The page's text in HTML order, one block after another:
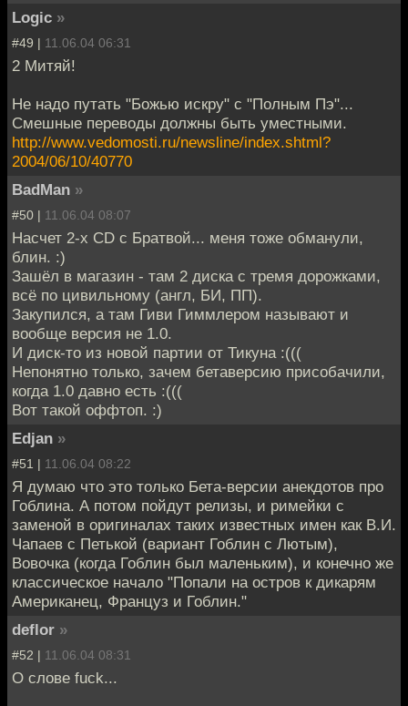
Logic »
#49 | 11.06.04 06:31
2 Митяй!
Не надо путать "Божью искру" с "Полным Пэ"...
Смешные переводы должны быть уместными.
http://www.vedomosti.ru/newsline/index.shtml?
2004/06/10/40770
BadMan »
#50 | 11.06.04 08:07
Насчет 2-х CD с Братвой... меня тоже обманули,
блин. :)
Зашёл в магазин - там 2 диска с тремя дорожками,
всё по цивильному (англ, БИ, ПП).
Закупился, а там Гиви Гиммлером называют и
вообще версия не 1.0.
И диск-то из новой партии от Тикуна :(((
Непонятно только, зачем бетаверсию присобачили,
когда 1.0 давно есть :(((
Вот такой оффтоп. :)
Edjan »
#51 | 11.06.04 08:22
Я думаю что это только Бета-версии анекдотов про
Гоблина. А потом пойдут релизы, и римейки с
заменой в оригиналах таких известных имен как В.И.
Чапаев с Петькой (вариант Гоблин с Лютым),
Вовочка (когда Гоблин был маленьким), и конечно же
классическое начало "Попали на остров к дикарям
Американец, Француз и Гоблин."
deflor »
#52 | 11.06.04 08:31
О слове fuck...